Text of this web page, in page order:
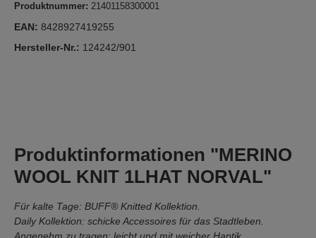
Produktnummer: 21401158300001
EAN: 8428927419255
Hersteller-Nr.: 124242/901
Produktinformationen "MERINO
WOOL KNIT 1LHAT NORVAL"
Für kalte Tage: BUFF® Knitted Kollektion.
Daily Kollektion: schicke Accessoires für das Stadtleben.